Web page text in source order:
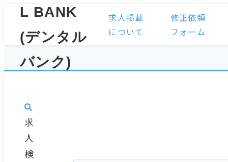
求人掲載
について
修正依頼
フォーム
求
人
検